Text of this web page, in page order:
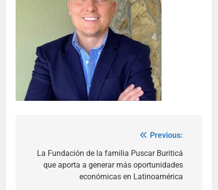
navigation
Previous:
La Fundación de la familia Puscar Buriticá
que aporta a generar más oportunidades
económicas en Latinoamérica